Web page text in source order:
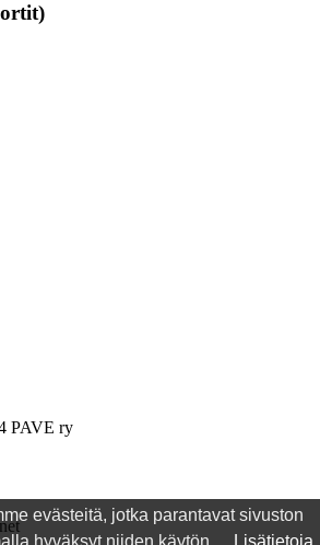
PAVE ry
evästeitä, jotka parantavat sivuston
hyväksyt niiden käytön.
Lisätietoja